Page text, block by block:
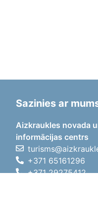
Sazinies ar
Aizkraukles novada
informācijas centrs
+371 65161296
+371 29275412